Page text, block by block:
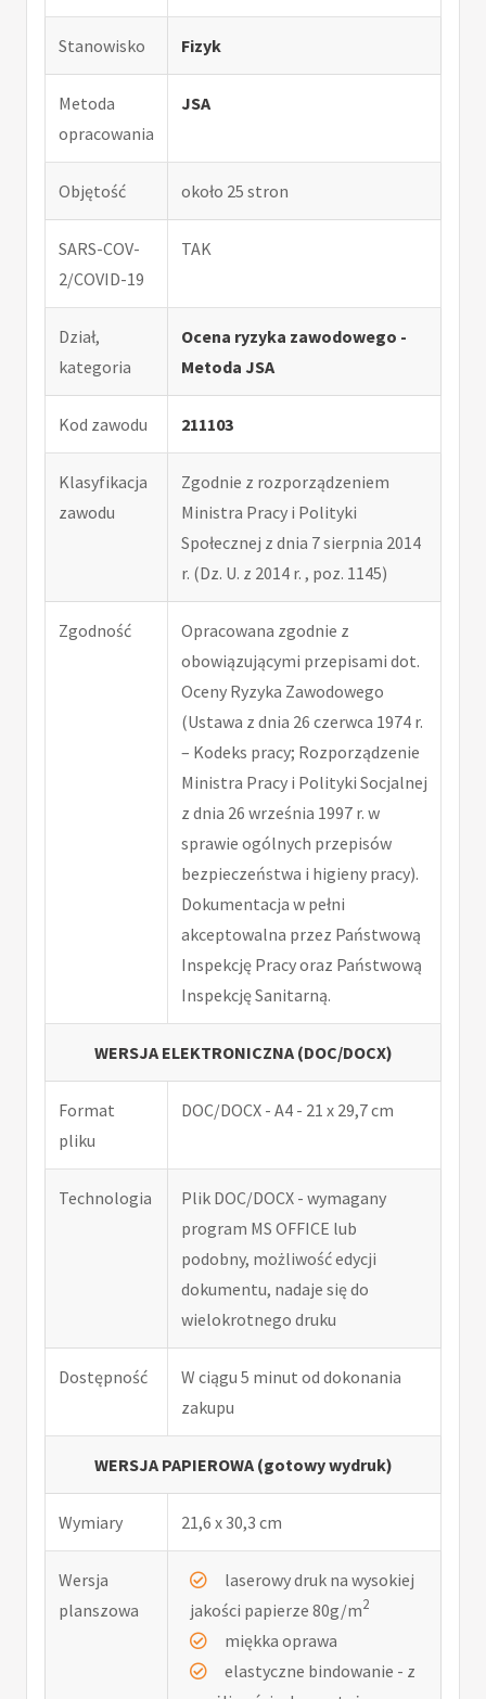
Stanowisko Fizyk
Metoda
opracowania
JSA
Objętość około 25 stron
SARS-COV-
2/COVID-19
TAK
Dział,
kategoria
Ocena ryzyka zawodowego -
Metoda JSA
Kod zawodu 211103
Klasyfikacja
zawodu
Zgodnie z rozporządzeniem
Ministra Pracy i Polityki
Społecznej z dnia 7 sierpnia 2014
r. (Dz. U. z 2014 r. , poz. 1145)
Zgodność
Opracowana zgodnie z
obowiązującymi przepisami dot.
Oceny Ryzyka Zawodowego
(Ustawa z dnia 26 czerwca 1974 r.
– Kodeks pracy; Rozporządzenie
Ministra Pracy i Polityki Socjalnej
z dnia 26 września 1997 r. w
sprawie ogólnych przepisów
bezpieczeństwa i higieny pracy).
Dokumentacja w pełni
akceptowalna przez Państwową
Inspekcję Pracy oraz Państwową
Inspekcję Sanitarną.
WERSJA ELEKTRONICZNA (DOC/DOCX)
Format
pliku
DOC/DOCX - A4 - 21 x 29,7 cm
Technologia
Plik DOC/DOCX - wymagany
program MS OFFICE lub
podobny, możliwość edycji
dokumentu, nadaje się do
wielokrotnego druku
Dostępność
W ciągu 5 minut od dokonania
zakupu
WERSJA PAPIEROWA (gotowy wydruk)
Wymiary 21,6 x 30,3 cm
Wersja
planszowa
laserowy druk na wysokiej
jakości papierze 80g/m2
miękka oprawa
elastyczne bindowanie - z